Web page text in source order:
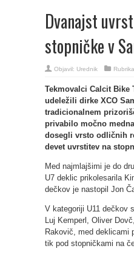
Dvanajst
stopničke v
Objavil: Urednik
Tekmovalci Calcit Bike
udeležili dirke XCO
tradicionalnem
privabilo močno
dosegli vrsto odličnih
devet uvrstitev na
Med najmlajšimi je do
U7 deklic prikolesarila
dečkov je nastopil Jon
V kategoriji U11 dečkov
Luj Kemperl, Oliver
Rakovič, med deklicami
tik pod stopničkami na